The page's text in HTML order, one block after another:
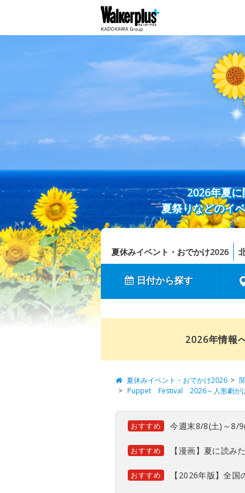
2026年夏
夏祭りなどのイ
夏休みイベント・おでかけ2026
日付から探す
2026年情報
夏休みイベント・おでかけ2026
Puppet Festival 2026～人形劇が
おすすめ 今週末8/8(土)～8/
おすすめ 【漫画】夏に読み
おすすめ 【2026年版】全